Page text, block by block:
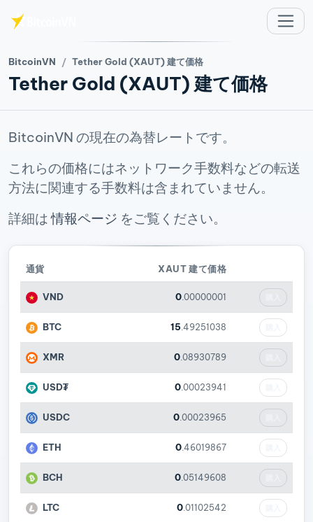
BitcoinVN Tether Gold (XAUT) 建て価格
Tether Gold (XAUT) 建て価格
BitcoinVN の現在の為替レートです。
これらの価格にはネットワーク手数料などの転送
方法に関連する手数料は含まれていません。
詳細は情報ページ をご覧ください。
通貨 XAUT 建て価格
VND 0 .00000001
BTC 15 .49251038
XMR 0 .08930789
USD₮ 0 .00023941
USDC 0 .00023965
ETH 0 .46019867
BCH 0 .05149608
LTC 0 .01102542